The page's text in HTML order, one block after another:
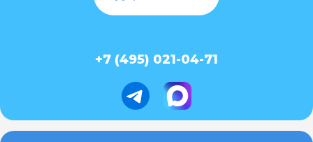
+7 (495) 021-04-71